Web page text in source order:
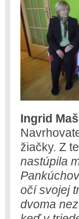
Ingrid
žiačky. Z
nastúpila
očí svojej
dvoma